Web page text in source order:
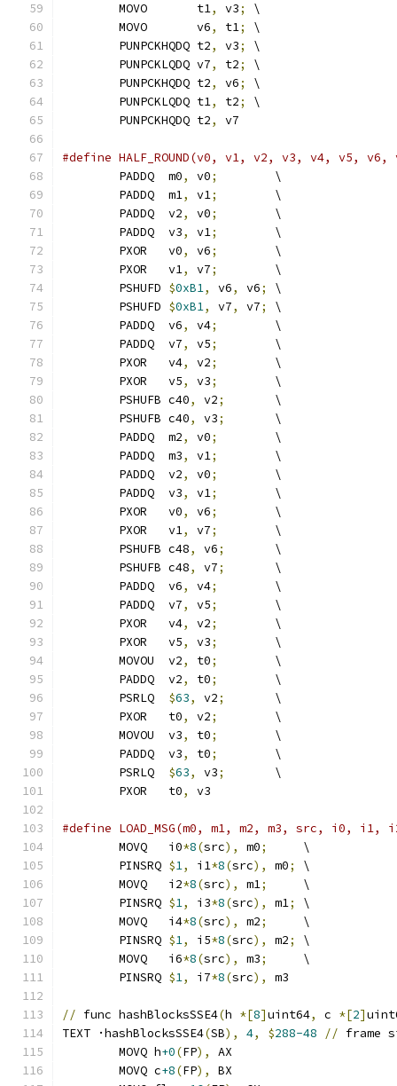
	MOVO       t1
, v3;
\
	MOVO       v6
, t1;
\
	PUNPCKHQDQ t2
, v3;
\
	PUNPCKLQDQ v7
, t2;
\
	PUNPCKHQDQ t2
, v6;
\
	PUNPCKLQDQ t1
, t2;
\
	PUNPCKHQDQ t2
, v7
#define HALF_ROUND(v0, v1, v2, v3, v4, v5,
	PADDQ  m0
, v0;
        \
	PADDQ  m1
, v1;
        \
	PADDQ  v2
, v0;
        \
	PADDQ  v3
, v1;
        \
	PXOR   v0
, v6;
        \
	PXOR   v1
, v7;
        \
	PSHUFD
$0xB1, v6, v6;
\
	PSHUFD
$0xB1, v7, v7;
\
	PADDQ  v6
, v4;
        \
	PADDQ  v7
, v5;
        \
	PXOR   v4
, v2;
        \
	PXOR   v5
, v3;
        \
	PSHUFB c40
, v2;
       \
	PSHUFB c40
, v3;
       \
	PADDQ  m2
, v0;
        \
	PADDQ  m3
, v1;
        \
	PADDQ  v2
, v0;
        \
	PADDQ  v3
, v1;
        \
	PXOR   v0
, v6;
        \
	PXOR   v1
, v7;
        \
	PSHUFB c48
, v6;
       \
	PSHUFB c48
, v7;
       \
	PADDQ  v6
, v4;
        \
	PADDQ  v7
, v5;
        \
	PXOR   v4
, v2;
        \
	PXOR   v5
, v3;
        \
	MOVOU  v2
, t0;
        \
	PADDQ  v2
, t0;
        \
	PSRLQ
$63, v2;
       \
	PXOR   t0
, v2;
        \
	MOVOU  v3
, t0;
        \
	PADDQ  v3
, t0;
        \
	PSRLQ
$63, v3;
       \
	PXOR   t0
, v3
#define LOAD_MSG(m0, m1, m2, m3, src,
	MOVQ   i0
*8(src), m0;
     \
	PINSRQ
$1, i1*8(src), m0;
\
	MOVQ   i2
*8(src), m1;
     \
	PINSRQ
$1, i3*8(src), m1;
\
	MOVQ   i4
*8(src), m2;
     \
	PINSRQ
$1, i5*8(src), m2;
\
	MOVQ   i6
*8(src), m3;
     \
	PINSRQ
$1, i7*8(src), m3
// func hashBlocksSSE4(h *[8]uint64, c *[2]
TEXT ·hashBlocksSSE4(SB), 4, $288-48 // frame
	MOVQ h
+0(FP),
AX
	MOVQ c
+8(FP),
BX